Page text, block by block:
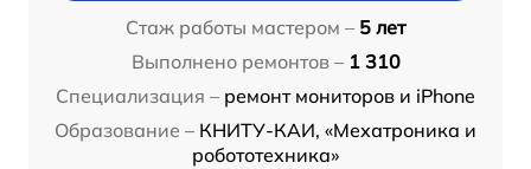
Стаж работы мастером – 5 лет
Выполнено ремонтов – 1 310
Специализация – ремонт мониторов и iPhone
Образование – КНИТУ-КАИ, «Мехатроника и
робототехника»